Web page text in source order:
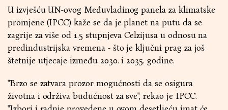
U izvješću UN-ovog Međuvladinog panela za klimatske
promjene (IPCC) kaže se da je planet na putu da se
zagrije za više od 1.5 stupnjeva Celzijusa u odnosu na
predindustrijska vremena - što je ključni prag za još
štetnije utjecaje između 2030. i 2035. godine.
"Brzo se zatvara prozor mogućnosti da se osigura
životna i održiva budućnost za sve", rekao je IPCC.